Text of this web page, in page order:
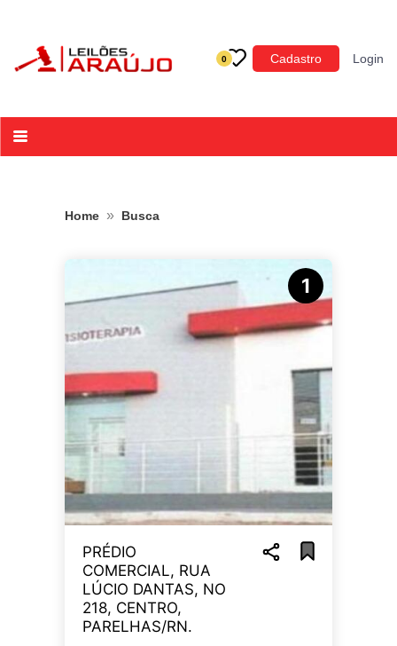
0 Cadastro Login
Categoria
Acessórios para Veículos
Home » Busca
1
PRÉDIO
COMERCIAL, RUA
LÚCIO DANTAS, NO
218, CENTRO,
PARELHAS/RN.